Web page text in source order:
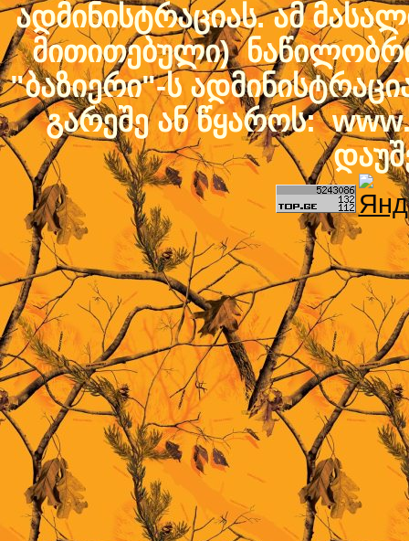
ადმინისტრაციას. ამ
მითითებული)
"ბაზიერი"-ს
გარეშე ან წყაროს: